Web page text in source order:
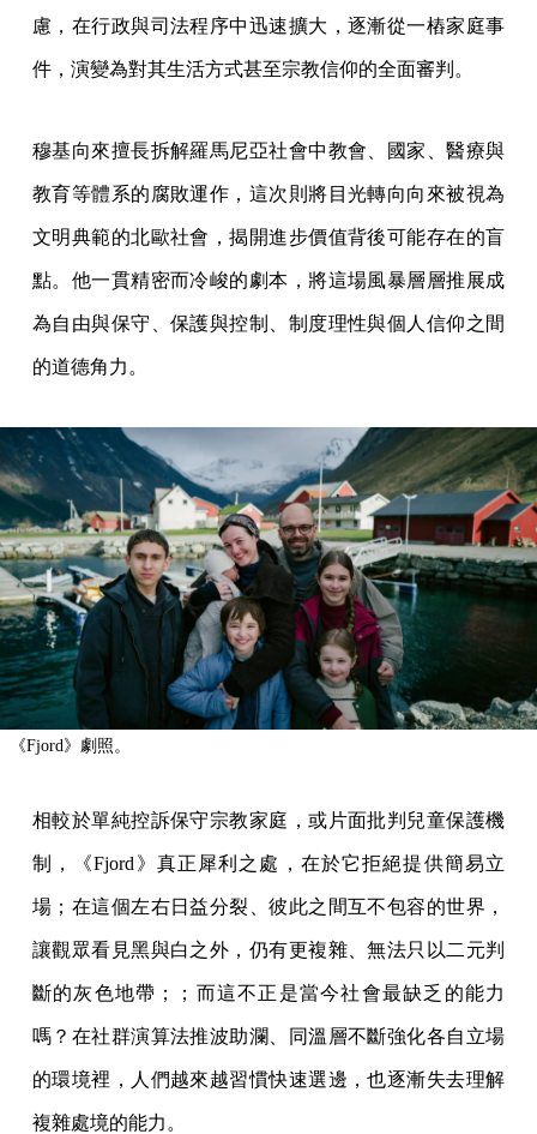
慮，在行政與司法程序中迅速擴大，逐漸從一樁家庭事
件，演變為對其生活方式甚至宗教信仰的全面審判。
穆基向來擅長拆解羅馬尼亞社會中教會、國家、醫療與
教育等體系的腐敗運作，這次則將目光轉向向來被視為
文明典範的北歐社會，揭開進步價值背後可能存在的盲
點。他一貫精密而冷峻的劇本，將這場風暴層層推展成
為自由與保守、保護與控制、制度理性與個人信仰之間
的道德角力。
《Fjord》劇照。
相較於單純控訴保守宗教家庭，或片面批判兒童保護機
制，《Fjord》真正犀利之處，在於它拒絕提供簡易立
場；在這個左右日益分裂、彼此之間互不包容的世界，
讓觀眾看見黑與白之外，仍有更複雜、無法只以二元判
斷的灰色地帶；；而這不正是當今社會最缺乏的能力
嗎？在社群演算法推波助瀾、同溫層不斷強化各自立場
的環境裡，人們越來越習慣快速選邊，也逐漸失去理解
複雜處境的能力。